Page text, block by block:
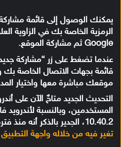
يمكنك الوصول إلى قائمة مشاركة
الرمزية الخاصة بك في الزاوية
Google ثم مشاركة الموقع.
عندما تضغط على زر “مشاركة
قائمة بجهات الاتصال الخاصة
موقعك مباشرة معها واختيار
التحديث الجديد متاحٌ الآن على
المستخدمين، وبالنسبة لأندرويد
10.40.2، الجدير بالذكر أنه منذ فترة تلقى التطبيق
تغير فيه من خلاله واجهة